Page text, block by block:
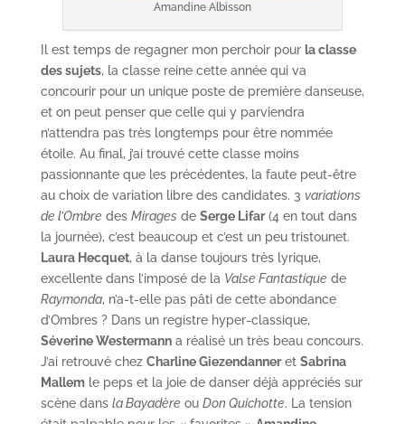
Amandine Albisson
Il est temps de regagner mon perchoir pour la classe
des sujets, la classe reine cette année qui va
concourir pour un unique poste de première danseuse,
et on peut penser que celle qui y parviendra
n’attendra pas très longtemps pour être nommée
étoile. Au final, j’ai trouvé cette classe moins
passionnante que les précédentes, la faute peut-être
au choix de variation libre des candidates. 3 variations
de l’Ombre des Mirages de Serge Lifar(4 en tout dans
la journée), c’est beaucoup et c’est un peu tristounet.
Laura Hecquet, à la danse toujours très lyrique,
excellente dans l’imposé de la Valse Fantastique de
Raymonda, n’a-t-elle pas pâti de cette abondance
d’Ombres ? Dans un registre hyper-classique,
Séverine Westermanna réalisé un très beau concours.
J’ai retrouvé chez Charline Giezendanneret Sabrina
Mallemle peps et la joie de danser déjà appréciés sur
scène dans la Bayadère ou Don Quichotte. La tension